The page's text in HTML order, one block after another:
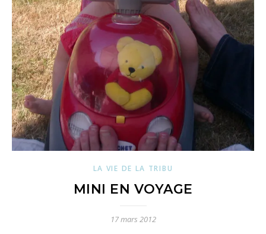
LA VIE DE LA TRIBU
MINI EN VOYAGE
17 mars 2012